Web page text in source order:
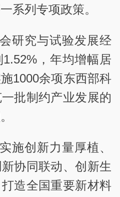
系列专项政策。
研究与试验发展经
，年均增幅居
1000余项东西部科
批制约产业发展的
施创新力量厚植、
协同联动、创新生
造全国重要新材料